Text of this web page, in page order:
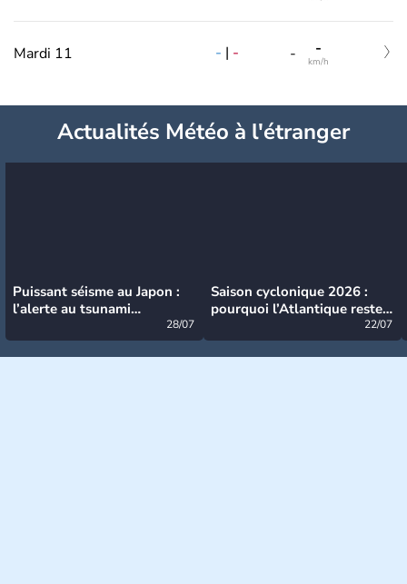
Mardi 11 - | - - -
km/h
Actualités Météo à l'étranger
Puissant séisme au Japon :
l’alerte au tsunami
28/07
Saison cyclonique 2026 :
pourquoi l’Atlantique reste
22/07